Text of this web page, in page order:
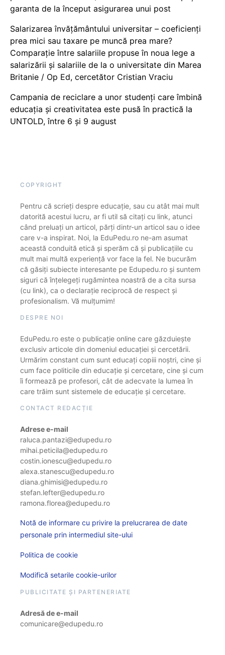
garanta de la început asigurarea unui post
Salarizarea învățământului universitar – coeficienți
prea mici sau taxare pe muncă prea mare?
Comparație între salariile propuse în noua lege a
salarizării și salariile de la o universitate din Marea
Britanie / Op Ed, cercetător Cristian Vraciu
Campania de reciclare a unor studenți care îmbină
educația și creativitatea este pusă în practică la
UNTOLD, între 6 și 9 august
COPYRIGHT
Pentru că scrieți despre educație, sau cu atât mai mult
datorită acestui lucru, ar fi util să citați cu link, atunci
când preluați un articol, părți dintr-un articol sau o idee
care v-a inspirat. Noi, la EduPedu.ro ne-am asumat
această conduită etică și sperăm că și publicațiile cu
mult mai multă experiență vor face la fel. Ne bucurăm
că găsiți subiecte interesante pe Edupedu.ro și suntem
siguri că înțelegeți rugămintea noastră de a cita sursa
(cu link), ca o declarație reciprocă de respect și
profesionalism. Vă mulțumim!
DESPRE NOI
EduPedu.ro este o publicație online care găzduiește
exclusiv articole din domeniul educației și cercetării.
Urmărim constant cum sunt educați copiii noștri, cine și
cum face politicile din educație și cercetare, cine și cum
îi formează pe profesori, cât de adecvate la lumea în
care trăim sunt sistemele de educație și cercetare.
CONTACT REDACȚIE
Adrese e-mail
raluca.pantazi@edupedu.ro
mihai.peticila@edupedu.ro
costin.ionescu@edupedu.ro
alexa.stanescu@edupedu.ro
diana.ghimisi@edupedu.ro
stefan.lefter@edupedu.ro
ramona.florea@edupedu.ro
Notă de informare cu privire la prelucrarea de date
personale prin intermediul site-ului
Politica de cookie
Modifică setarile cookie-urilor
PUBLICITATE ȘI PARTENERIATE
Adresă de e-mail
comunicare@edupedu.ro